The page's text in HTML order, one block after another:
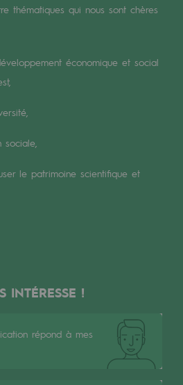
d'avenir
et procédés durables
et procédés
et gazéification
thématiques qui nous sont chères
économique et social
sociale,
le patrimoine scientifique et
INTÉRESSE !
répond à mes